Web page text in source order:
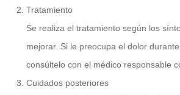
Tratamiento
Se realiza el tratamiento según los
mejorar. Si le preocupa el dolor
consúltelo con el médico responsable
Cuidados posteriores